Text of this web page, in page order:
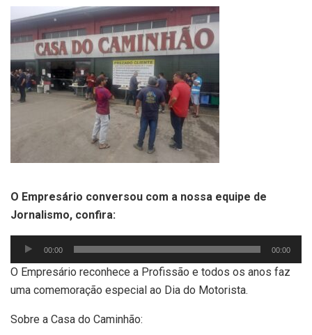
O Empresário conversou com a nossa equipe de
Jornalismo, confira:
Tocador
de
áudio
00:00 00:00
O Empresário reconhece a Profissão e todos os anos faz
uma comemoração especial ao Dia do Motorista.
Sobre a Casa do Caminhão: